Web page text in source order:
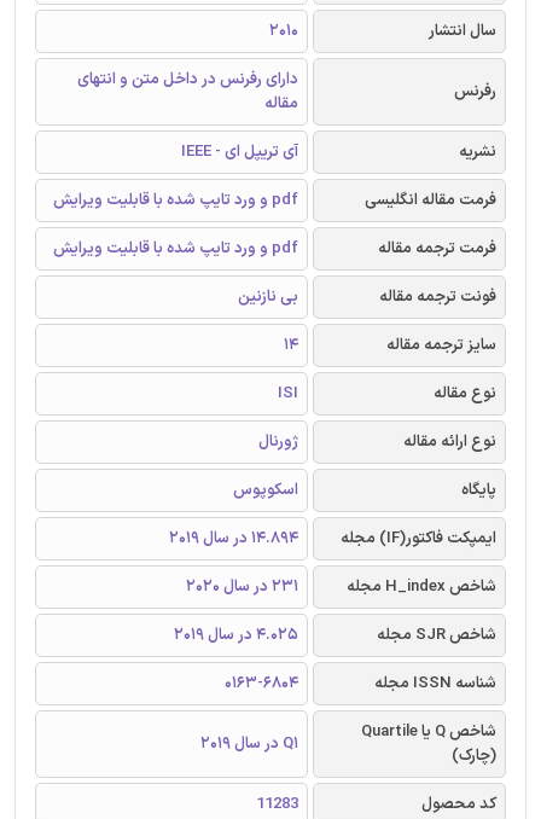
سال انتشار
2010
رفرنس
دارای رفرنس در داخل متن و انتهای
مقاله
نشریه
آی تریپل ای - IEEE
فرمت مقاله انگلیسی
pdf و ورد تایپ شده با قابلیت ویرایش
فرمت ترجمه مقاله
pdf و ورد تایپ شده با قابلیت ویرایش
فونت ترجمه مقاله
بی نازنین
سایز ترجمه مقاله
14
نوع مقاله
ISI
نوع ارائه مقاله
ژورنال
پایگاه
اسکوپوس
ایمپکت فاکتور(IF) مجله
14.894 در سال 2019
شاخص H_index مجله
231 در سال 2020
شاخص SJR مجله
4.025 در سال 2019
شناسه ISSN مجله
0163-6804
شاخص Q یا Quartile
(چارک)
Q1 در سال 2019
کد محصول
11283